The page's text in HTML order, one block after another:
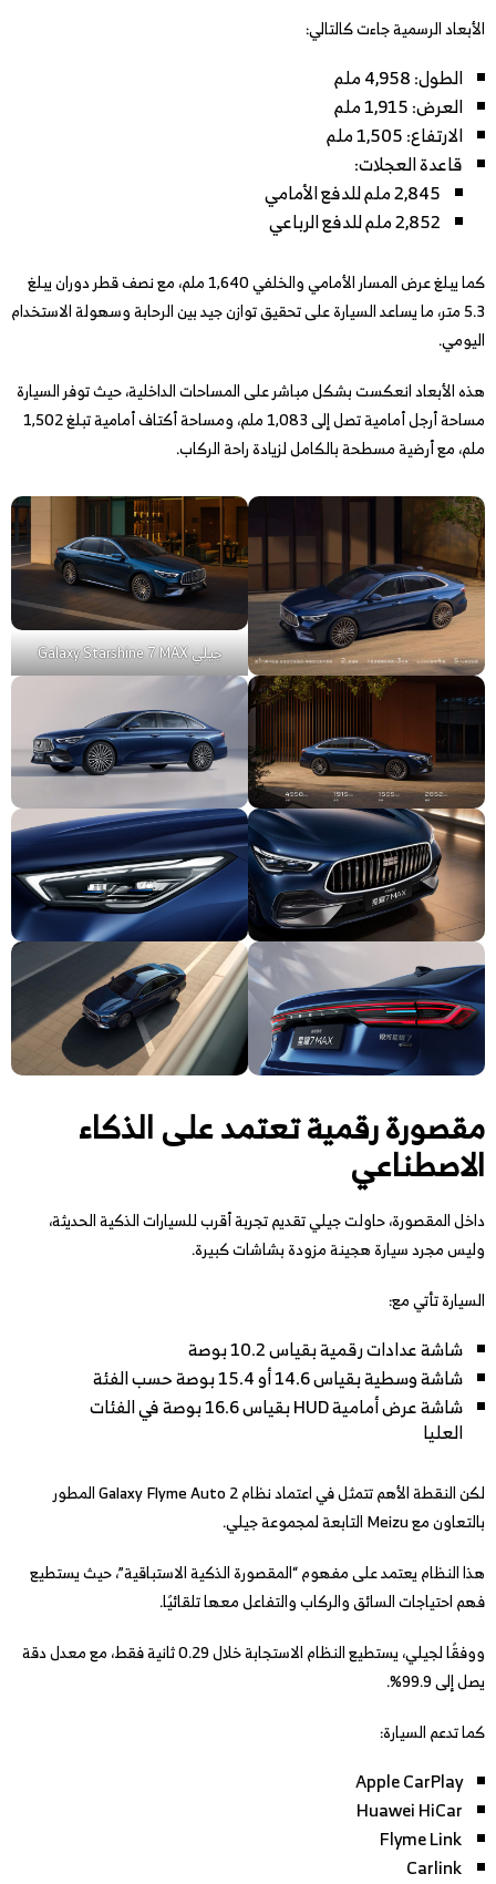
الأبعاد الرسمية جاءت كالتالي:
الطول: 4,958 ملم
العرض: 1,915 ملم
الارتفاع: 1,505 ملم
قاعدة العجلات:
2,845 ملم للدفع الأمامي
2,852 ملم للدفع الرباعي
كما يبلغ عرض المسار الأمامي والخلفي 1,640 ملم، مع نصف قطر دوران يبلغ
5.3 متر، ما يساعد السيارة على تحقيق توازن جيد بين الرحابة وسهولة الاستخدام
اليومي.
هذه الأبعاد انعكست بشكل مباشر على المساحات الداخلية، حيث توفر السيارة
مساحة أرجل أمامية تصل إلى 1,083 ملم، ومساحة أكتاف أمامية تبلغ 1,502
ملم، مع أرضية مسطحة بالكامل لزيادة راحة الركاب.
جيلي Galaxy Starshine 7 MAX
مقصورة رقمية تعتمد على الذكاء
الاصطناعي
داخل المقصورة، حاولت جيلي تقديم تجربة أقرب للسيارات الذكية الحديثة،
وليس مجرد سيارة هجينة مزودة بشاشات كبيرة.
السيارة تأتي مع:
شاشة عدادات رقمية بقياس 10.2 بوصة
شاشة وسطية بقياس 14.6 أو 15.4 بوصة حسب الفئة
شاشة عرض أمامية HUD بقياس 16.6 بوصة في الفئات
العليا
لكن النقطة الأهم تتمثل في اعتماد نظام Galaxy Flyme Auto 2 المطور
بالتعاون مع Meizu التابعة لمجموعة جيلي.
هذا النظام يعتمد على مفهوم “المقصورة الذكية الاستباقية”، حيث يستطيع
فهم احتياجات السائق والركاب والتفاعل معها تلقائيًا.
ووفقًا لجيلي، يستطيع النظام الاستجابة خلال 0.29 ثانية فقط، مع معدل دقة
يصل إلى 99.9%.
كما تدعم السيارة:
Apple CarPlay
Huawei HiCar
Flyme Link
Carlink